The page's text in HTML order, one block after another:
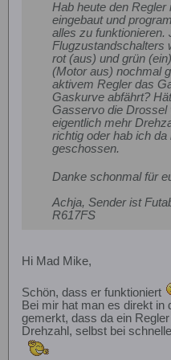
Hab heute den
eingebaut und
alles zu funktionieren.
Flugzustandschalters
rot (aus) und grün
(Motor aus) nochmal
aktivem Regler das
Gaskurve abfährt?
Gasservo die Drossel
eigentlich mehr
richtig oder hab ich
geschossen.
Danke schonmal für
Achja, Sender ist
R617FS
Hi Mad Mike,
Schön, dass er funktioniert
Bei mir hat man es direkt in
gemerkt, dass da ein
Drehzahl, selbst bei